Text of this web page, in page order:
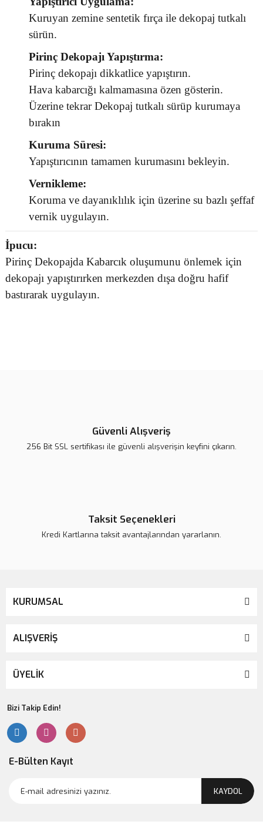
Kuruyan zemine sentetik fırça ile dekopaj tutkalı
sürün.
Pirinç Dekopajı Yapıştırma:
Pirinç dekopajı dikkatlice yapıştırın.
Hava kabarcığı kalmamasına özen gösterin.
Üzerine tekrar Dekopaj tutkalı sürüp kurumaya
bırakın
Kuruma Süresi:
Yapıştırıcının tamamen kurumasını bekleyin.
Vernikleme:
Koruma ve dayanıklılık için üzerine su bazlı şeffaf
vernik uygulayın.
İpucu:
Pirinç Dekopajda Kabarcık oluşumunu önlemek için
dekopajı yapıştırırken merkezden dışa doğru hafif
bastırarak uygulayın.
Güvenli Alışveriş
256 Bit SSL sertifikası ile güvenli alışverişin keyfini çıkarın.
Taksit Seçenekleri
Kredi Kartlarına taksit avantajlarından yararlanın.
KURUMSAL
ALIŞVERİŞ
ÜYELİK
Bizi Takip Edin!
E-Bülten Kayıt
KAYDOL